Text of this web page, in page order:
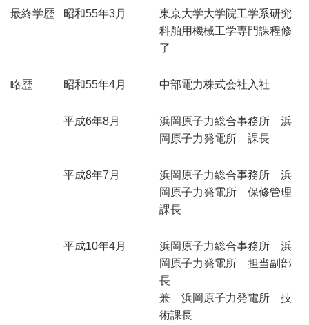
最終学歴 昭和55年3月
東京大学大学院工学系研究
科舶用機械工学専門課程修
了
略歴 昭和55年4月 中部電力株式会社入社
平成6年8月
浜岡原子力総合事務所 浜
岡原子力発電所 課長
平成8年7月
浜岡原子力総合事務所 浜
岡原子力発電所 保修管理
課長
平成10年4月
浜岡原子力総合事務所 浜
岡原子力発電所 担当副部
長
兼 浜岡原子力発電所 技
術課長